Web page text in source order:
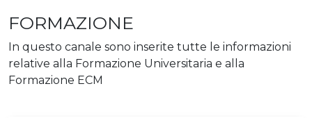
FORMAZIONE
In questo canale sono inserite tutte le informazioni
relative alla Formazione Universitaria e alla
Formazione ECM